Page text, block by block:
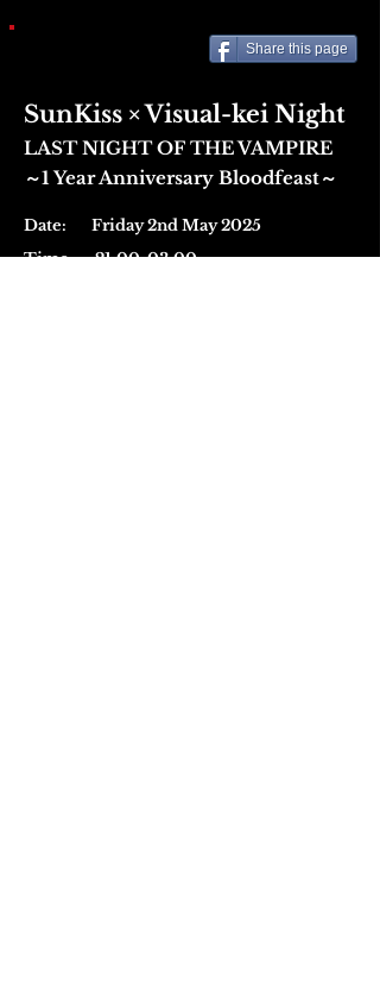
Share this page
SunKiss × Visual-kei Night
LAST NIGHT OF THE VAMPIRE
～1 Year Anniversary Bloodfeast～
Date: Friday 2nd May 2025
Time: 21:00-03:00